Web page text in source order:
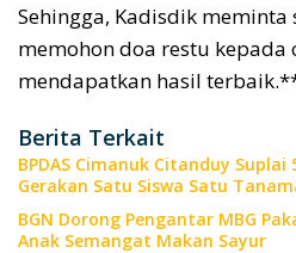
Sehingga, Kadisdik meminta
memohon doa restu kepada
mendapatkan hasil
Berita Terkait
BPDAS Cimanuk Citanduy
Gerakan Satu Siswa Satu
BGN Dorong Pengantar MBG
Anak Semangat Makan Sayur